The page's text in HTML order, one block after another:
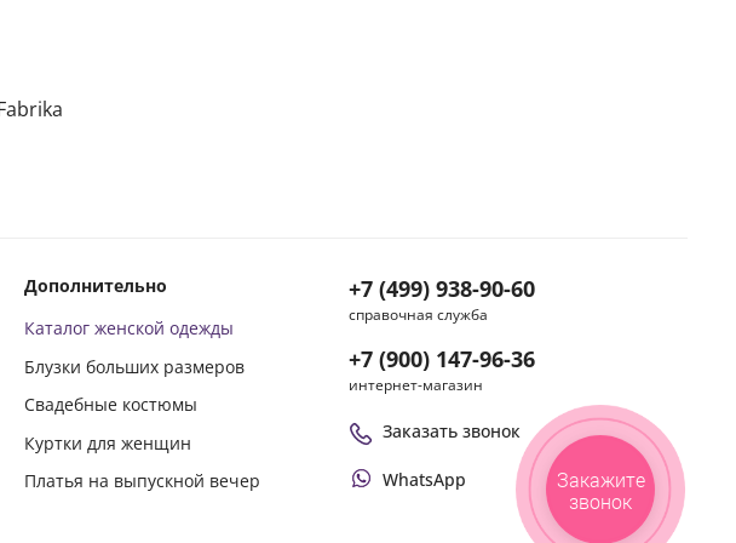
Дополнительно
Каталог женской одежды
Блузки больших размеров
Свадебные костюмы
Куртки для женщин
Платья на выпускной вечер
+7 (499) 938-90-60
справочная служба
+7 (900) 147-96-36
интернет-магазин
Заказать звонок
WhatsApp
Закажите
звонок